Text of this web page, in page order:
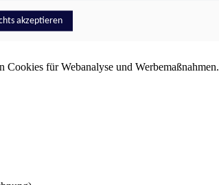
für Webanalyse und Werbemaßnahmen.
akzeptieren